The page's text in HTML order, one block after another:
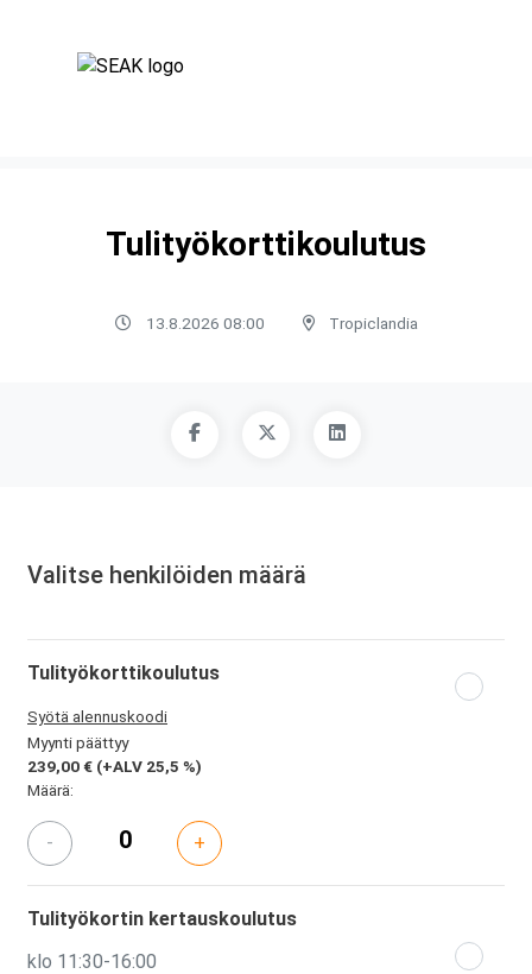
Tulityökorttikoulutus
13.8.2026 08:00 Tropiclandia
Valitse henkilöiden määrä
Tulityökorttikoulutus
Syötä alennuskoodi
Myynti päättyy
239,00 € (+ALV 25,5 %)
Määrä:
- +
Tulityökortin kertauskoulutus
klo 11:30-16:00